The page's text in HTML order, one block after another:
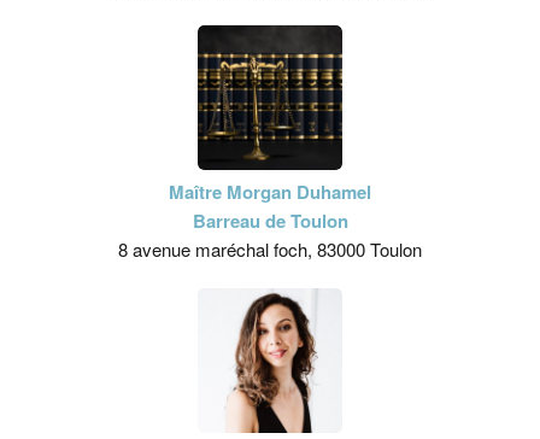
Maître Morgan Duhamel
Barreau de Toulon
8 avenue maréchal foch, 83000 Toulon